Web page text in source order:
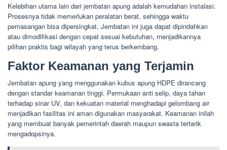
Kelebihan utama lain dari jembatan apung adalah kemudahan instalasi.
Prosesnya tidak memerlukan peralatan berat, sehingga waktu
pemasangan bisa dipersingkat. Jembatan ini juga dapat dipindahkan
atau dimodifikasi dengan cepat sesuai kebutuhan, menjadikannya
pilihan praktis bagi wilayah yang terus berkembang.
Faktor Keamanan yang Terjamin
Jembatan apung yang menggunakan kubus apung HDPE dirancang
dengan standar keamanan tinggi. Permukaan anti selip, daya tahan
terhadap sinar UV, dan kekuatan material menghadapi gelombang air
menjadikan fasilitas ini aman digunakan masyarakat. Keamanan inilah
yang membuat banyak pemerintah daerah maupun swasta tertarik
mengadopsinya.